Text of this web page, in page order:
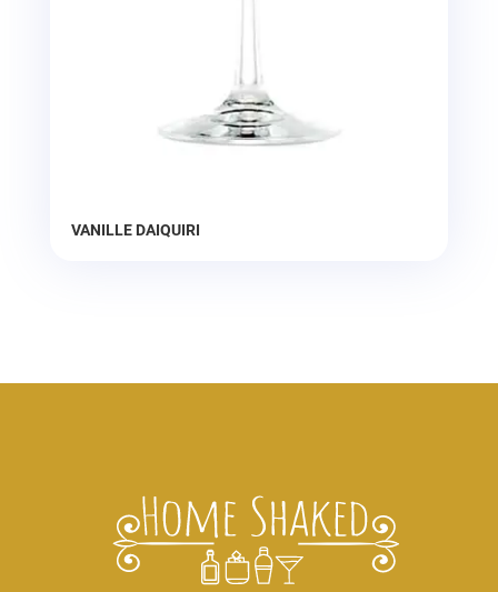
VANILLE DAIQUIRI